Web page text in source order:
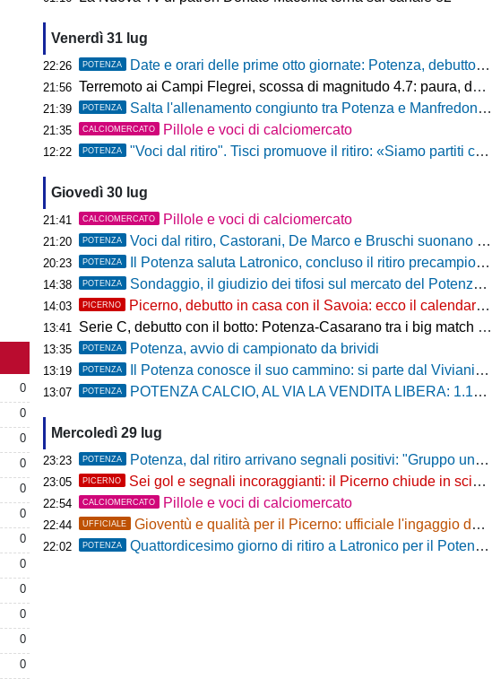
0
0
0
0
0
0
0
0
0
0
0
0
Venerdì 31 lug
22:26 POTENZA Date e orari delle prime otto giornate: Potenza, debutto al Viviani contro il Casarano venerdì 21 agosto alle 21
21:56 Terremoto ai Campi Flegrei, scossa di magnitudo 4.7: paura, danni e sciame sismico ancora in corso
21:39 POTENZA Salta l'allenamento congiunto tra Potenza e Manfredonia, ecco perchè
21:35 CALCIOMERCATO Pillole e voci di calciomercato
12:22 POTENZA "Voci dal ritiro". Tisci promuove il ritiro: «Siamo partiti con il piede giusto. Ad Ascoli per giocarci le nostre carte»
Giovedì 30 lug
21:41 CALCIOMERCATO Pillole e voci di calciomercato
21:20 POTENZA Voci dal ritiro, Castorani, De Marco e Bruschi suonano la carica: "Siamo pronti, non vediamo l'ora di iniziare"
20:23 POTENZA Il Potenza saluta Latronico, concluso il ritiro precampionato, da domani si torna al Viviani
14:38 POTENZA Sondaggio, il giudizio dei tifosi sul mercato del Potenza: prevale la fiducia, ma resta l'attesa per gli ultimi colpi
14:03 PICERNO Picerno, debutto in casa con il Savoia: ecco il calendario della stagione 2026/27
13:41 Serie C, debutto con il botto: Potenza-Casarano tra i big match della prima giornata
13:35 POTENZA Potenza, avvio di campionato da brividi
13:19 POTENZA Il Potenza conosce il suo cammino: si parte dal Viviani con il Casarano, ufficializzato il calendario della stagione 2026/27
13:07 POTENZA POTENZA CALCIO, AL VIA LA VENDITA LIBERA: 1.180 ABBONAMENTI SOTTOSCRITTI
Mercoledì 29 lug
23:23 POTENZA Potenza, dal ritiro arrivano segnali positivi: "Gruppo unito e tanta voglia di lavorare"
23:05 PICERNO Sei gol e segnali incoraggianti: il Picerno chiude in scioltezza il test con l'Équipe Campania
22:54 CALCIOMERCATO Pillole e voci di calciomercato
22:44 UFFICIALE Gioventù e qualità per il Picerno: ufficiale l'ingaggio del giovane attacco Andrea Oliviero
22:02 POTENZA Quattordicesimo giorno di ritiro a Latronico per il Potenza di mister Tisci